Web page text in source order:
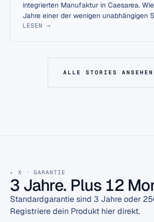
integrierten Manufaktur in Caesarea.
Jahre einer der wenigen unabhängigen
Hersteller geblieben ist.
LESEN →
ALLE STORIES ANSEHEN
X · GARANTIE
3 Jahre. Plus 12
Standardgarantie sind 3 Jahre oder
Registriere dein Produkt hier direkt.